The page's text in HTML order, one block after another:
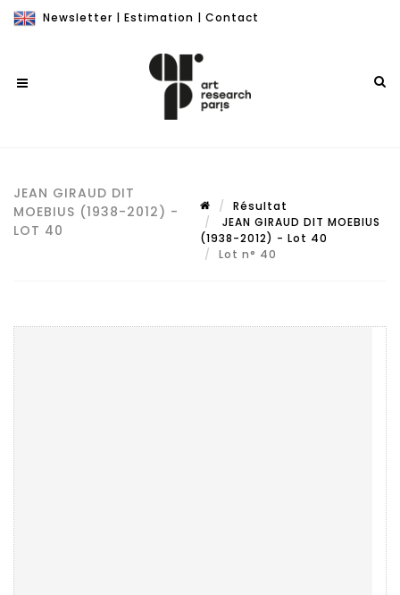
Newsletter | Estimation | Contact
JEAN GIRAUD DIT
MOEBIUS (1938-2012) -
LOT 40
Résultat
JEAN GIRAUD DIT MOEBIUS
(1938-2012) - Lot 40
Lot n° 40